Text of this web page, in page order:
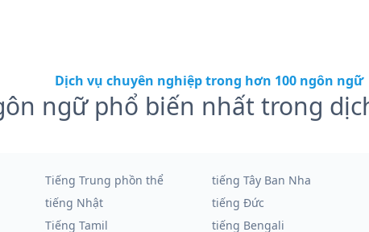
Dịch vụ chuyên nghiệp trong hơn 100 ngôn ngữ
ngữ phổ biến nhất trong
Tiếng Trung phồn thể tiếng Tây Ban Nha
tiếng Nhật tiếng Đức
Tiếng Tamil tiếng Bengali